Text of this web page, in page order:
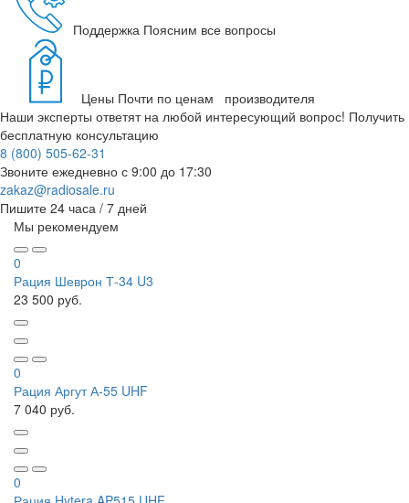
Поддержка Поясним все вопросы
Цены Почти по ценам производителя
Наши эксперты ответят на любой интересующий вопрос! Получить
бесплатную консультацию
8 (800) 505-62-31
Звоните ежедневно с 9:00 до 17:30
zakaz@radiosale.ru
Пишите 24 часа / 7 дней
Мы рекомендуем
0
Рация Шеврон Т-34 U3
23 500 руб.
0
Рация Аргут А-55 UHF
7 040 руб.
0